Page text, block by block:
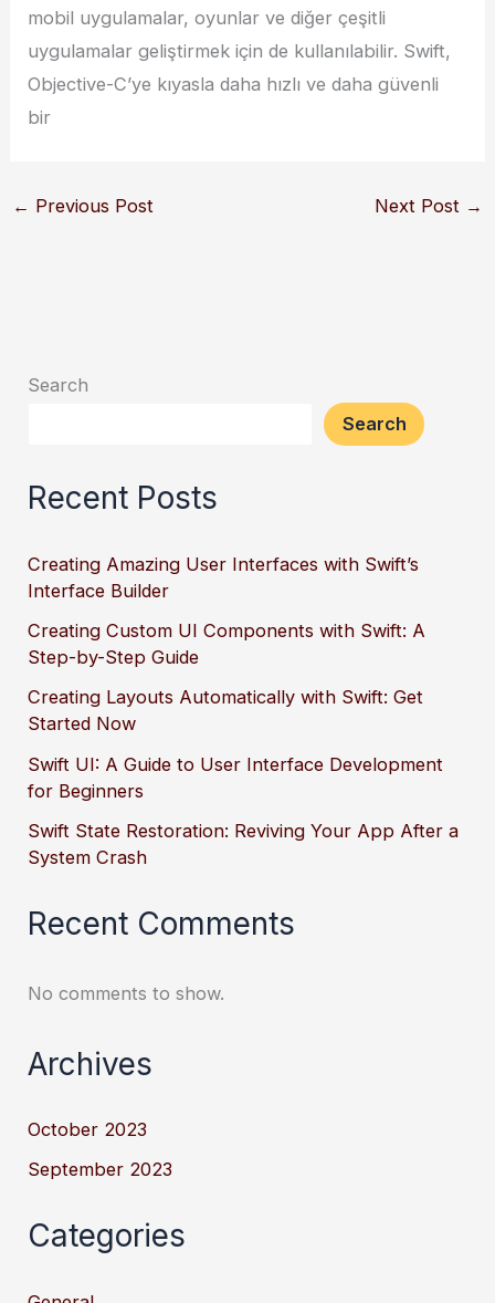
mobil uygulamalar, oyunlar ve diğer çeşitli
uygulamalar geliştirmek için de kullanılabilir. Swift,
Objective-C’ye kıyasla daha hızlı ve daha güvenli
bir
← Previous Post Next Post →
Search
Search
Recent Posts
Creating Amazing User Interfaces with Swift’s
Interface Builder
Creating Custom UI Components with Swift: A
Step-by-Step Guide
Creating Layouts Automatically with Swift: Get
Started Now
Swift UI: A Guide to User Interface Development
for Beginners
Swift State Restoration: Reviving Your App After a
System Crash
Recent Comments
No comments to show.
Archives
October 2023
September 2023
Categories